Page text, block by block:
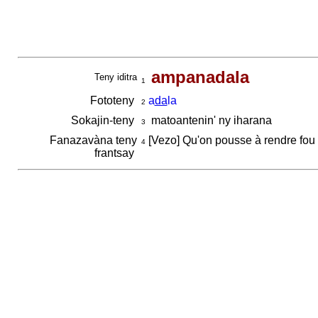
Teny iditra 1 ampanadala
Fototeny 2 ada la
Sokajin-teny
3
matoantenin' ny iharana
Fanazavàna teny
frantsay
4[Vezo] Qu'on pousse à rendre fou